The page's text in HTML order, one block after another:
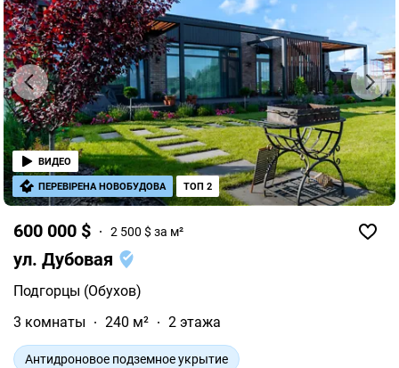
600 000 $ 2 500 $ за м²
ул. Дубовая
Подгорцы (Обухов)
3 комнаты
240 м² 2 этажа
Антидроновое подземное укрытие
ВИДЕО
ПЕРЕВІРЕНА НОВОБУДОВА ТОП 2